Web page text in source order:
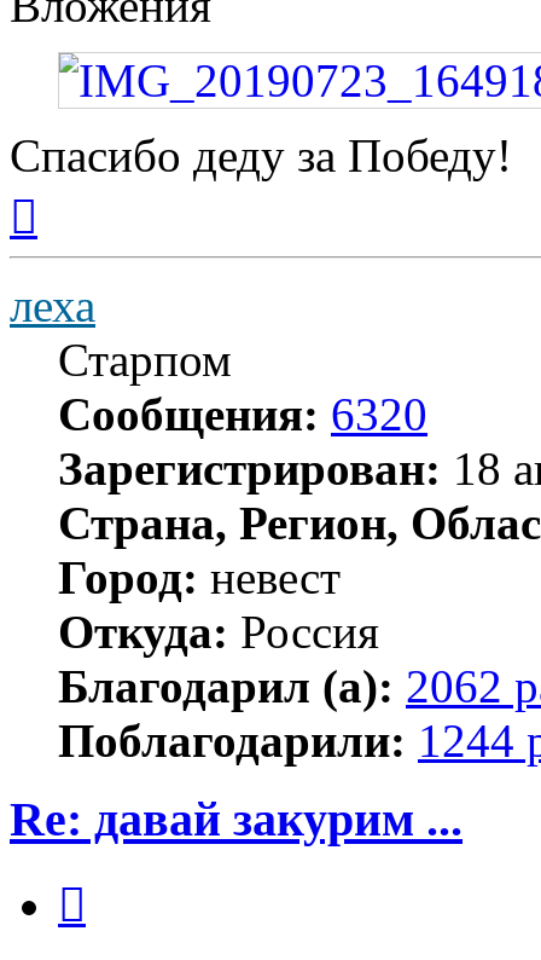
Спасибо деду за Победу!
началу
леха
Старпом
Сообщения: 6320
Зарегистрирован: 18
Страна, Регион,
Город: невест
Откуда: Россия
Благодарил (а): 2062
Поблагодарили: 1244
Re: давай закурим ...